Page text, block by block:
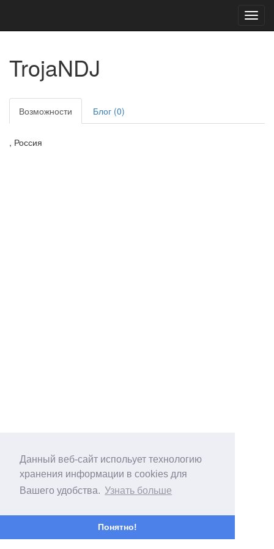
Данный веб-сайт испольует технологию
хранения информации в cookies для
Вашего удобства. Узнать больше
Понятно!
TrojaNDJ
Возможности Блог (0)
, Россия